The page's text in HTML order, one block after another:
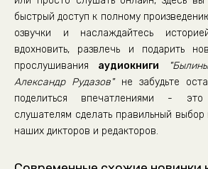
быстрый доступ к полному
озвучки и наслаждайтесь
вдохновить, развлечь и подарить
прослушивания аудиокниги
Александр Рудазов"не забудьте
поделиться впечатлениями -
слушателям сделать правильный
наших дикторов и редакторов.